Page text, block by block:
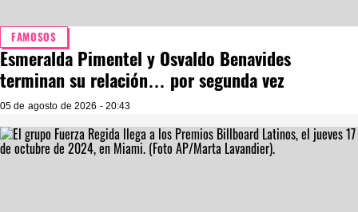
FAMOSOS
Esmeralda Pimentel y Osvaldo Benavides
terminan su relación… por segunda vez
05 de agosto de 2026 - 20:43